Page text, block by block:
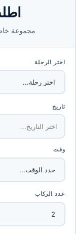
مجموعة
اختر الرحلة
تاريخ
وقت
عدد الركاب